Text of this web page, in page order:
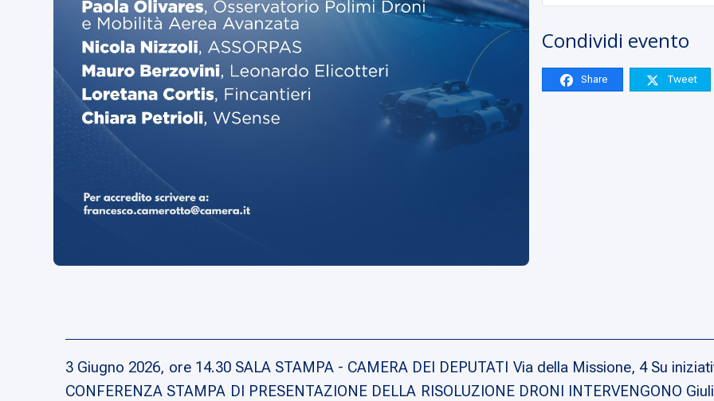
Condividi evento
Share Tweet
3 Giugno 2026, ore 14.30 SALA STAMPA - CAMERA DEI DEPUTATI Via della Missione, 4 Su
CONFERENZA STAMPA DI PRESENTAZIONE DELLA RISOLUZIONE DRONI INTERVENGONO